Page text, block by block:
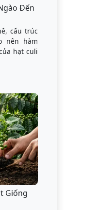
Đến
cấu trúc
nên hàm
hạt culi
Giống